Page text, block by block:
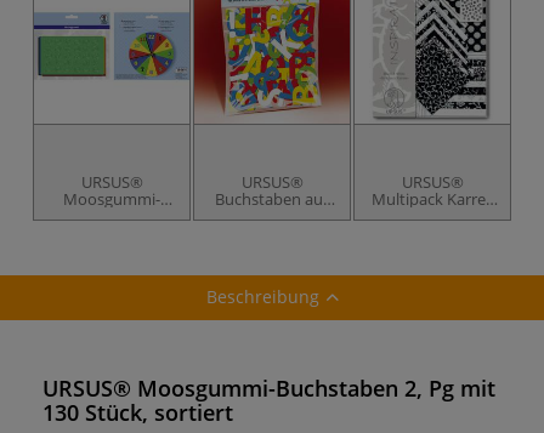
URSUS®
Moosgummi-
Zahlen
URSUS®
Buchstaben aus
Filz Bastelfilz
URSUS®
Multipack Karree
Naturpapiere
Beschreibung
URSUS® Moosgummi-Buchstaben 2, Pg mit
130 Stück, sortiert